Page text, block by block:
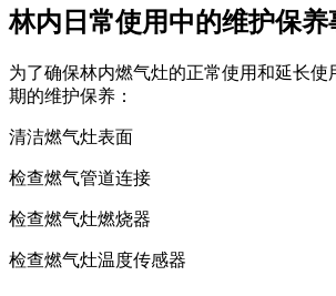
林内日常使用中的维护保养
为了确保林内燃气灶的正常使用和延长使
期的维护保养：
清洁燃气灶表面
检查燃气管道连接
检查燃气灶燃烧器
检查燃气灶温度传感器